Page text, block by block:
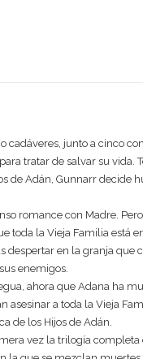
cadáveres, junto a cinco
tratar de salvar su vida.
de Adán, Gunnarr decide
romance con Madre.
toda la Vieja Familia está
despertar en la granja que
enemigos.
ahora que Adana ha
a toda la Vieja
de los Hijos de Adán.
vez la trilogía